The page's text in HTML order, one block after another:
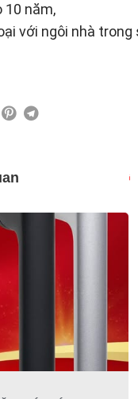
10 năm,
với ngôi nhà